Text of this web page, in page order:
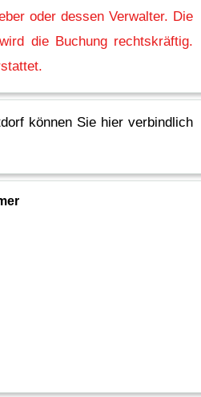
oder dessen Verwalter. Die
die Buchung rechtskräftig.
können Sie hier verbindlich